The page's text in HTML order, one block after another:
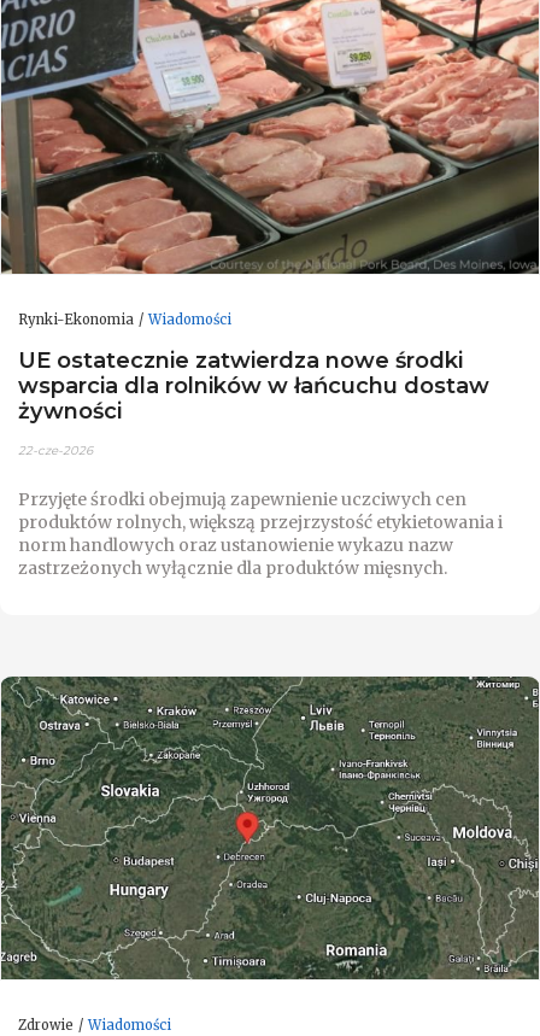
Rynki-Ekonomia Wiadomości
UE ostatecznie zatwierdza nowe środki
wsparcia dla rolników w łańcuchu dostaw
żywności
22-cze-2026
Przyjęte środki obejmują zapewnienie uczciwych cen
produktów rolnych, większą przejrzystość etykietowania i
norm handlowych oraz ustanowienie wykazu nazw
zastrzeżonych wyłącznie dla produktów mięsnych.
Zdrowie Wiadomości